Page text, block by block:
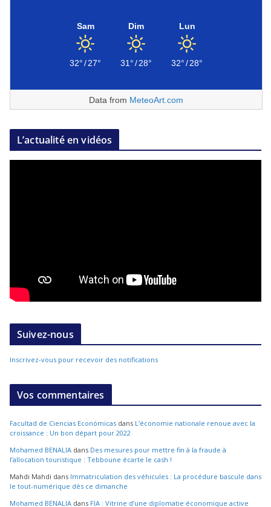
Sam
32°/27°
Dim
31°/28°
Lun
32°/28°
Data from MeteoArt.com
L’actualité en vidéos
Suivez-nous
Inscrivez-vous pour recevoir des notifications
Vos commentaires
Facultad de Ciencias Económicas dans L’économie nationale renoue avec la
croissance : Un bon départ pour 2022
Mohamed BENALIA dans Des mesures pour mettre fin à la fraude à
l’allocation touristique : Tebboune écarte le cash !
Mahdi Mahdi dans Immatriculation des véhicules : La procédure bascule dans
le tout-numérique dès ce dimanche
Mohamed BENALIA dans FIA : Vitrine d’une diplomatie économique active